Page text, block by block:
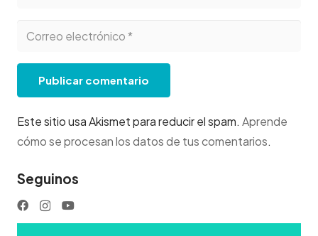
Publicar comentario
Este sitio usa Akismet para reducir el spam. Aprende
cómo se procesan los datos de tus comentarios.
Seguinos